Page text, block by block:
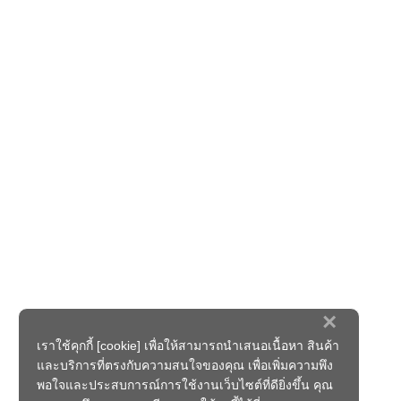
×
เราใช้คุกกี้ [cookie] เพื่อให้สามารถนำเสนอเนื้อหา สินค้า
และบริการที่ตรงกับความสนใจของคุณ เพื่อเพิ่มความพึง
พอใจและประสบการณ์การใช้งานเว็บไซต์ที่ดียิ่งขึ้น คุณ